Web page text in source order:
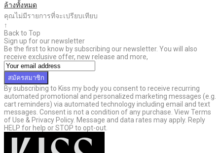
ล้างทั้งหมด
คุณไม่มีรายการที่จะเปรียบเทียบ
↑
Back to Top
Sign up for our newsletter
Be the first to know by subscribing our newsletter. You will also
receive exclusive offer, new release and more,
สมัครสมาชิก
By subscribing to Kiss my body you consent to receive recurring
automated promotional and personalized marketing messages (e.g.
cart reminders) via automated technology including email and text
messages. Consent is not a condition of any purchase. View Terms
of Use & Privacy Policy. Message and data rates may apply. Reply
HELP for help or STOP to opt-out.